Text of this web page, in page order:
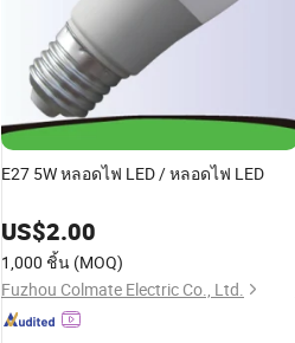
E27 5W หลอดไฟ LED / หลอดไฟ LED
US$2.00
1,000 ชิ้น (MOQ)
Fuzhou Colmate Electric Co., Ltd.